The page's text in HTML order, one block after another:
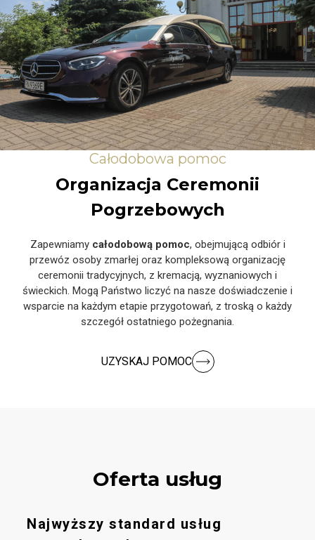
Całodobowa pomoc
Organizacja Ceremonii
Pogrzebowych
Zapewniamy całodobową pomoc, obejmującą odbiór i
przewóz osoby zmarłej oraz kompleksową organizację
ceremonii tradycyjnych, z kremacją, wyznaniowych i
świeckich. Mogą Państwo liczyć na nasze doświadczenie i
wsparcie na każdym etapie przygotowań, z troską o każdy
szczegół ostatniego pożegnania.
UZYSKAJ POMOC
Oferta usług
Najwyższy standard usług